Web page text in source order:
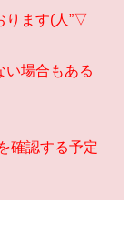
ります(人”▽
い場合もある
確認する予定